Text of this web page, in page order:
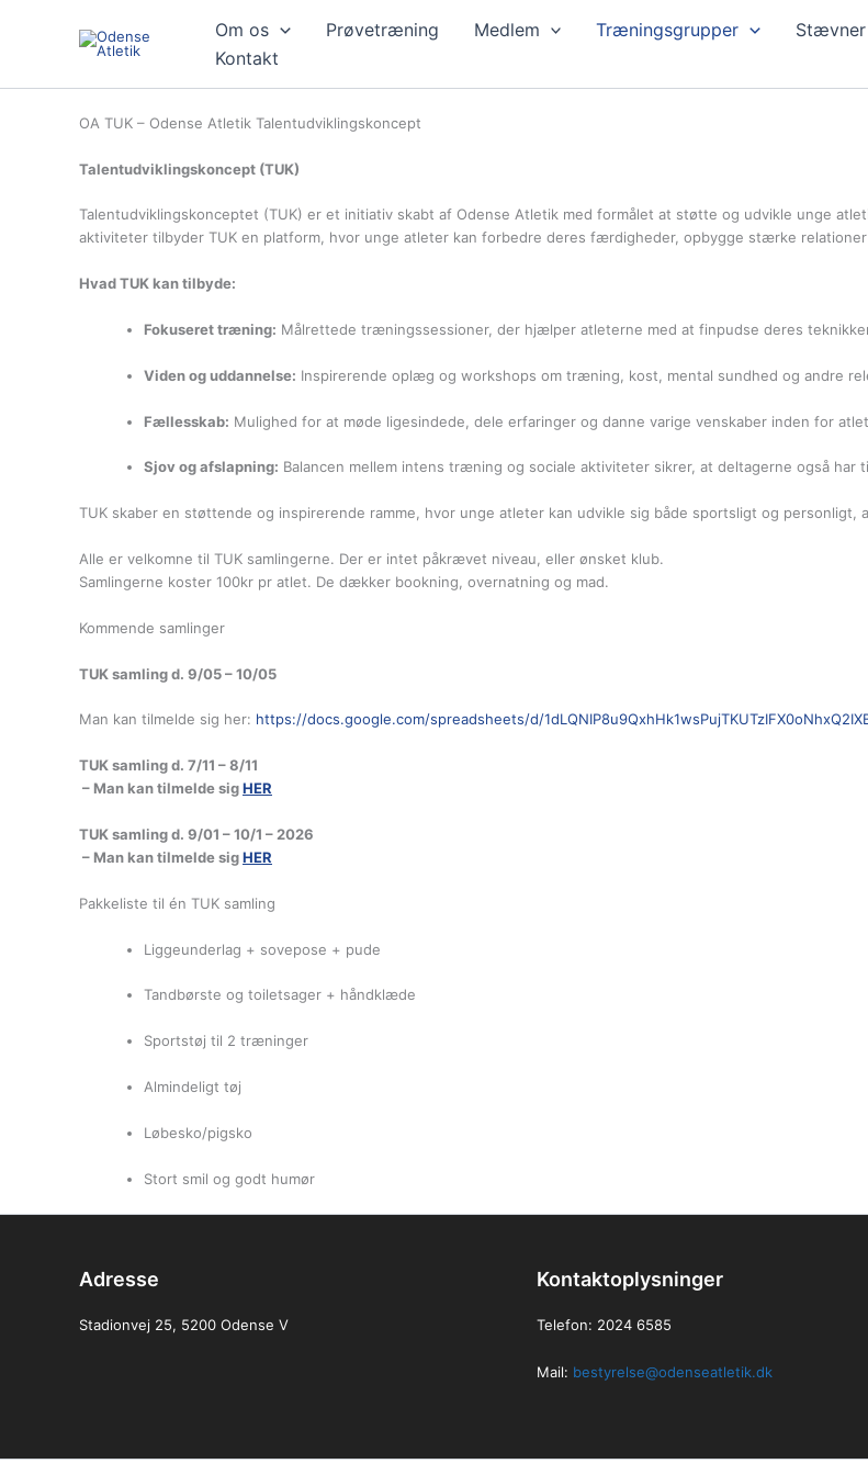
Om os Prøvetræning Medlem Træningsgrupper Stævner
Kontakt
OA TUK – Odense Atletik Talentudviklingskoncept
Talentudviklingskoncept (TUK)
Talentudviklingskonceptet (TUK) er et initiativ skabt af Odense Atletik med formålet at støtte og udvikle unge
aktiviteter tilbyder TUK en platform, hvor unge atleter kan forbedre deres færdigheder, opbygge stærke
Hvad TUK kan tilbyde:
Fokuseret træning: Målrettede træningssessioner, der hjælper atleterne med at finpudse deres
Viden og uddannelse: Inspirerende oplæg og workshops om træning, kost, mental sundhed og andre
Fællesskab: Mulighed for at møde ligesindede, dele erfaringer og danne varige venskaber inden for
Sjov og afslapning: Balancen mellem intens træning og sociale aktiviteter sikrer, at deltagerne også har
TUK skaber en støttende og inspirerende ramme, hvor unge atleter kan udvikle sig både sportsligt og
Alle er velkomne til TUK samlingerne. Der er intet påkrævet niveau, eller ønsket klub.
Samlingerne koster 100kr pr atlet. De dækker bookning, overnatning og mad.
Kommende samlinger
TUK samling d. 9/05 – 10/05
Man kan tilmelde sig her: https://docs.google.com/spreadsheets/d/
TUK samling d. 7/11 – 8/11
– Man kan tilmelde sigHER
TUK samling d. 9/01 – 10/1 – 2026
– Man kan tilmelde sigHER
Pakkeliste til én TUK samling
Liggeunderlag + sovepose + pude
Tandbørste og toiletsager + håndklæde
Sportstøj til 2 træninger
Almindeligt tøj
Løbesko/pigsko
Stort smil og godt humør
Adresse
Stadionvej 25, 5200 Odense V
Kontaktoplysninger
Telefon: 2024 6585
Mail: bestyrelse@odenseatletik.dk